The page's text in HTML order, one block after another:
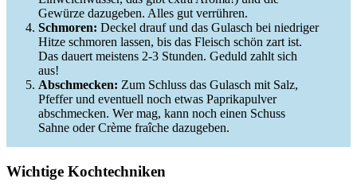
Gewürze dazugeben. Alles gut verrühren.
Schmoren: Deckel drauf und das Gulasch bei niedriger
Hitze schmoren lassen, bis das Fleisch schön zart ist.
Das dauert meistens 2-3 Stunden. Geduld zahlt sich
aus!
Abschmecken: Zum Schluss das Gulasch mit Salz,
Pfeffer und eventuell noch etwas Paprikapulver
abschmecken. Wer mag, kann noch einen Schuss
Sahne oder Crème fraîche dazugeben.
Wichtige Kochtechniken